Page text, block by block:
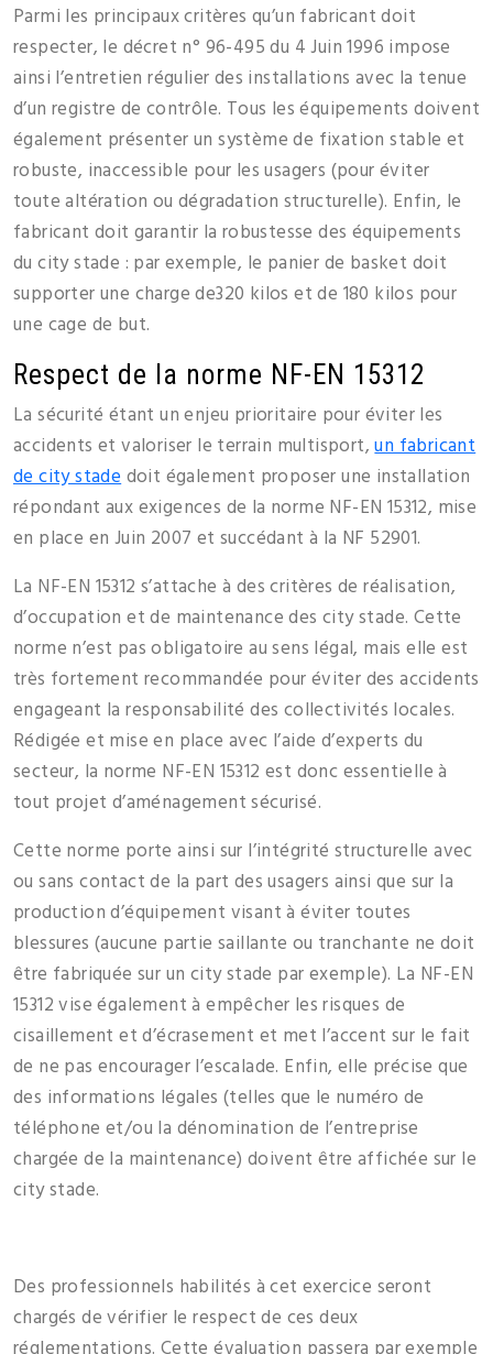
Parmi les principaux critères qu’un fabricant doit
respecter, le décret n° 96-495 du 4 Juin 1996 impose
ainsi l’entretien régulier des installations avec la tenue
d’un registre de contrôle. Tous les équipements doivent
également présenter un système de fixation stable et
robuste, inaccessible pour les usagers (pour éviter
toute altération ou dégradation structurelle). Enfin, le
fabricant doit garantir la robustesse des équipements
du city stade : par exemple, le panier de basket doit
supporter une charge de320 kilos et de 180 kilos pour
une cage de but.
Respect de la norme NF-EN 15312
La sécurité étant un enjeu prioritaire pour éviter les
accidents et valoriser le terrain multisport,un fabricant
de city stadedoit également proposer une installation
répondant aux exigences de la norme NF-EN 15312, mise
en place en Juin 2007 et succédant à la NF 52901.
La NF-EN 15312 s’attache à des critères de réalisation,
d’occupation et de maintenance des city stade. Cette
norme n’est pas obligatoire au sens légal, mais elle est
très fortement recommandée pour éviter des accidents
engageant la responsabilité des collectivités locales.
Rédigée et mise en place avec l’aide d’experts du
secteur, la norme NF-EN 15312 est donc essentielle à
tout projet d’aménagement sécurisé.
Cette norme porte ainsi sur l’intégrité structurelle avec
ou sans contact de la part des usagers ainsi que sur la
production d’équipement visant à éviter toutes
blessures (aucune partie saillante ou tranchante ne doit
être fabriquée sur un city stade par exemple). La NF-EN
15312 vise également à empêcher les risques de
cisaillement et d’écrasement et met l’accent sur le fait
de ne pas encourager l’escalade. Enfin, elle précise que
des informations légales (telles que le numéro de
téléphone et/ou la dénomination de l’entreprise
chargée de la maintenance) doivent être affichée sur le
city stade.
Des professionnels habilités à cet exercice seront
chargés de vérifier le respect de ces deux